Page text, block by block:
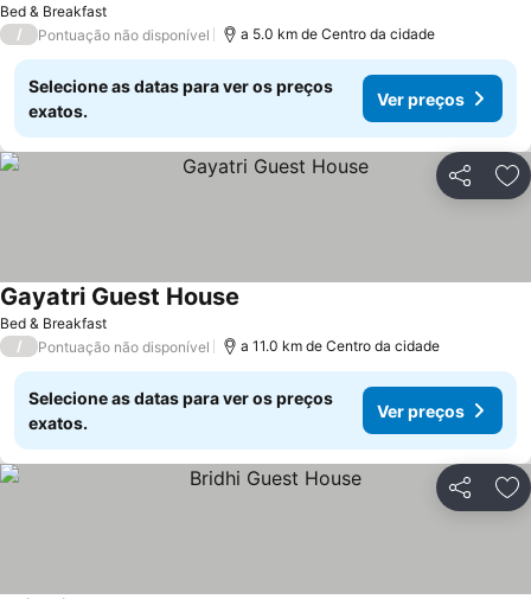
Bed & Breakfast
/ Pontuação não disponível a 5.0 km de Centro da cidade
Selecione as datas para ver os preços
exatos.
Ver preços
Partilhar
Bed & Breakfast
Gayatri Guest House
/ Pontuação não disponível a 11.0 km de Centro da cidade
Selecione as datas para ver os preços
exatos.
Ver preços
Partilhar